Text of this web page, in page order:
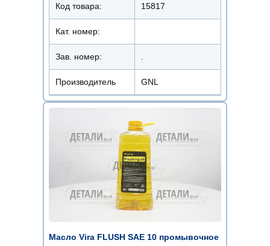
Код товара: 15817
Кат. номер:
Зав. номер:
Производитель GNL
Масло Vira FLUSH SAE 10 промывочное